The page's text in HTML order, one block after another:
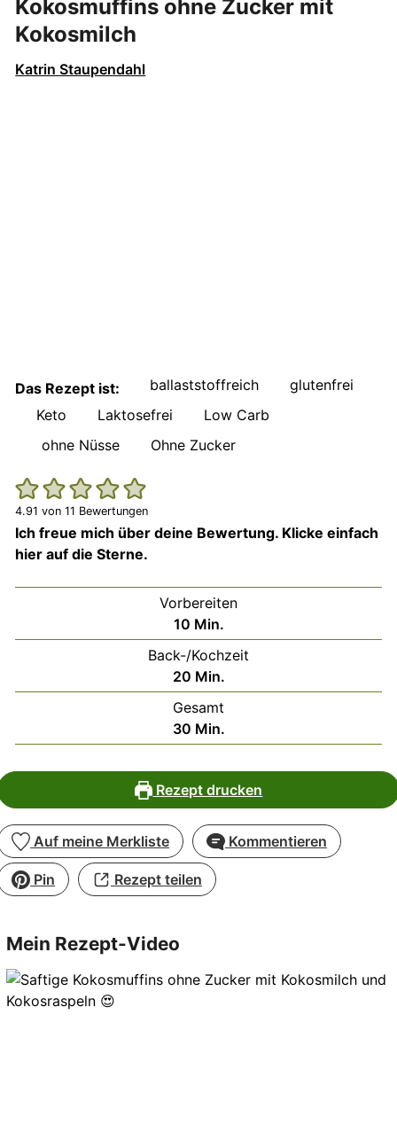
Kokosmuffins ohne Zucker mit
Kokosmilch
Katrin Staupendahl
Das Rezept ist: ballaststoffreich
glutenfrei
Keto
Laktosefrei
Low Carb
ohne Nüsse
Ohne Zucker
4.91 von11 Bewertungen
Ich freue mich über deine Bewertung. Klicke einfach
hier auf die Sterne.
Vorbereiten
10Minuten
Min.
Back-/Kochzeit
20Minuten
Min.
Gesamt
30Minuten
Min.
Rezept drucken
Auf meine Merkliste Kommentieren
Pin Rezept teilen
Mein Rezept-Video